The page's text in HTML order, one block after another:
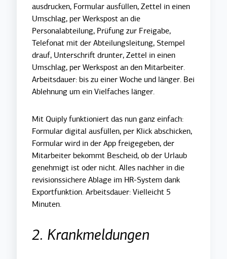
ausdrucken, Formular ausfüllen, Zettel in einen
Umschlag, per Werkspost an die
Personalabteilung, Prüfung zur Freigabe,
Telefonat mit der Abteilungsleitung, Stempel
drauf, Unterschrift drunter, Zettel in einen
Umschlag, per Werkspost an den Mitarbeiter.
Arbeitsdauer: bis zu einer Woche und länger. Bei
Ablehnung um ein Vielfaches länger.
Mit Quiply funktioniert das nun ganz einfach:
Formular digital ausfüllen, per Klick abschicken,
Formular wird in der App freigegeben, der
Mitarbeiter bekommt Bescheid, ob der Urlaub
genehmigt ist oder nicht. Alles nachher in die
revisionssichere Ablage im HR-System dank
Exportfunktion. Arbeitsdauer: Vielleicht 5
Minuten.
2. Krankmeldungen